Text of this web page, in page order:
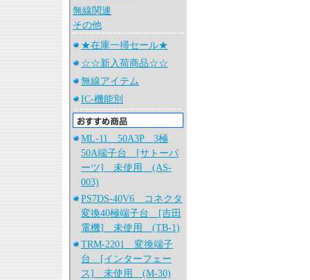
無線関連
その他
★在庫一掃セール★
☆☆新入荷商品☆☆
無線アイテム
IC-機能別
ML-11 50A3P 3極
50A端子台 [サトーパ
ーツ] 未使用 (AS-
003)
PS7DS-40V6 コネクタ
変換40極端子台 [吉田
電機] 未使用 (TB-1)
TRM-2201 変換端子
台 [インターフェー
ス] 未使用 (M-30)